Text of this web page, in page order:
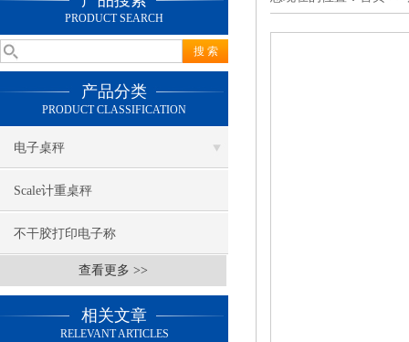
PRODUCT SEARCH
产品分类
PRODUCT CLASSIFICATION
电子桌秤
Scale计重桌秤
不干胶打印电子称
查看更多 >>
相关文章
RELEVANT ARTICLES